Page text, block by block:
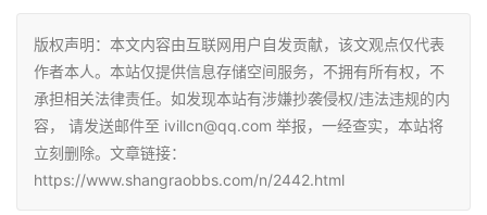
版权声明：本文内容由互联网用户自发贡献，该文观点仅代表
作者本人。本站仅提供信息存储空间服务，不拥有所有权，不
承担相关法律责任。如发现本站有涉嫌抄袭侵权/违法违规的内
容， 请发送邮件至 ivillcn@qq.com 举报，一经查实，本站将
立刻删除。文章链接：
https://www.shangraobbs.com/n/2442.html